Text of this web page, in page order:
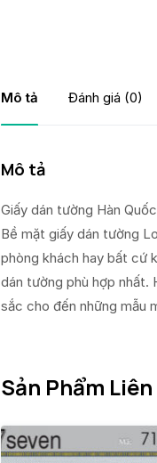
Mô tả Đánh giá (0)
Mô tả
Giấy dán tường Hàn
Bề mặt giấy dán tường
phòng khách hay bất cứ
dán tường phù hợp nhất.
sắc cho đến những mẫu
Sản Phẩm